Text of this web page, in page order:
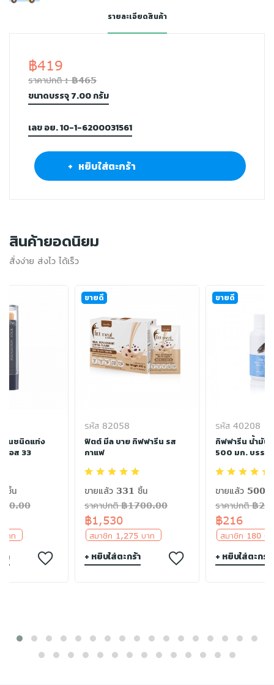
รายละเอียดสินค้า
฿419
ราคาปกติ : ฿465
ขนาดบรรจุ 7.00 กรัม
เลข อย. 10-1-6200031561
+ หยิบใส่ตะกร้า
สินค้ายอดนิยม
สั่งง่าย ส่งไว ได้เร็ว
พื้นชนิดแท่ง
เอส 33
ชิ้น
าท
า
ขายดี
รหัส 82058
ฟิตต์ มีล บาย กิฟฟารีน รส
กาแฟ
ขายแล้ว 331 ชิ้น
ราคาปกติ ฿1700.00
฿1,530
สมาชิก 1,275 บาท
+ หยิบใส่ตะกร้า
ขายดี
รหัส 40208
กิฟฟารีน น้ำมัน
500 มก. บรรจุ
ขายแล้ว 500
ราคาปกติ ฿
฿216
สมาชิก 180
+ หยิบใส่ตะกร้า